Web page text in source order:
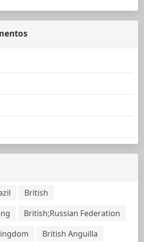
British
British;Russian Federation
British Anguilla